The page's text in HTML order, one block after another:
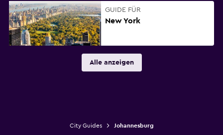
GUIDE FÜR
New York
Alle anzeigen
City Guides Johannesburg